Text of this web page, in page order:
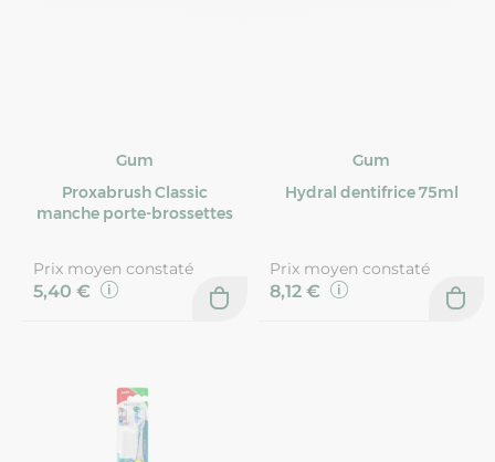
Gum
Proxabrush Classic
manche porte-brossettes
Prix moyen constaté
5,40 €
Gum
Hydral dentifrice 75ml
Prix moyen constaté
8,12 €